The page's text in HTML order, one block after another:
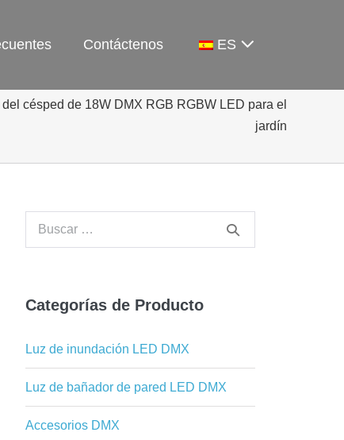
Contáctenos ES
césped de 18W DMX RGB RGBW LED para el
jardín
Buscar:
Categorías de Producto
Luz de inundación LED DMX
Luz de bañador de pared LED DMX
Accesorios DMX